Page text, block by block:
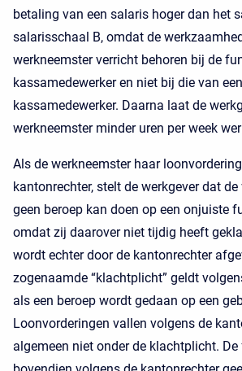
betaling van een salaris hoger dan het
salarisschaal B, omdat de
werkneemster verricht behoren bij de
kassamedewerker en niet bij die van
kassamedewerker. Daarna laat de
werkneemster minder uren per week
Als de werkneemster haar
kantonrechter, stelt de werkgever dat
geen beroep kan doen op een onjuiste
omdat zij daarover niet tijdig heeft
wordt echter door de kantonrechter
zogenaamde “klachtplicht” geldt
als een beroep wordt gedaan op een
Loonvorderingen vallen volgens de
algemeen niet onder de klachtplicht.